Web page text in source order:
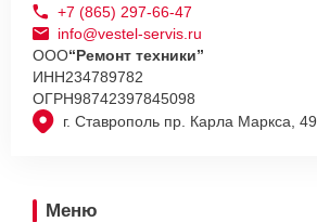
г. Ставрополь пр. Карла Маркса, 49
+7 (865) 297-66-47
info@vestel-servis.ru
ООО“Ремонт техники”
ИНН234789782
ОГРН98742397845098
Меню